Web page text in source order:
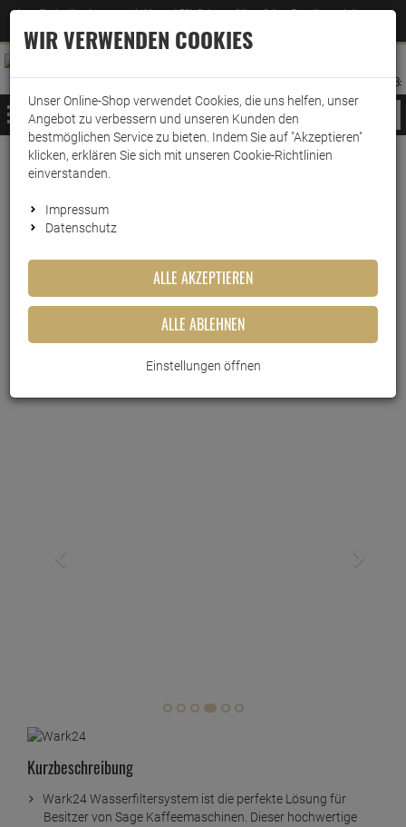
Jetzt für den Newsletter entscheiden und 5% Rabatt auf Ihre nächste Bestellung erhalten
–Zum Newsletter
ANMELDEN
AUFKLAPPEN
MERKZETTEL
WARENKORB:
MENÜ
Weiter einkaufen www.wark24.de
Küche & Haushalt
Kaffeemaschinenzubehör
Wark24 Wasserfilter
kompatibel mit Sage
Appliances BES008
Kurzbeschreibung
Wark24 Wasserfiltersystem ist die perfekte Lösung für
Besitzer von Sage Kaffeemaschinen. Dieser hochwertige
WIR VERWENDEN COOKIES
Unser Online-Shop verwendet Cookies, die uns helfen, unser
Angebot zu verbessern und unseren Kunden den
bestmöglichen Service zu bieten. Indem Sie auf "Akzeptieren"
klicken, erklären Sie sich mit unseren Cookie-Richtlinien
einverstanden.
Impressum
Datenschutz
ALLE AKZEPTIEREN
ALLE ABLEHNEN
Einstellungen öffnen